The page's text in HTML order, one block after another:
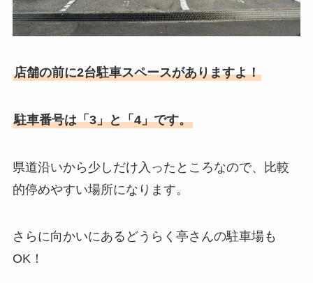
店舗の前に2台駐車スペースがありますよ！
駐車番号は「3」と「4」です。
県道沿いから少しだけ入ったところなので、比較
的停めやすい場所になります。
さらに向かいにあるどうらく亭さんの駐車場も
OK！